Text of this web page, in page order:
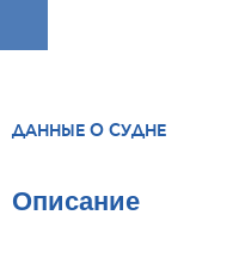
ДАННЫЕ О СУДНЕ
Описание